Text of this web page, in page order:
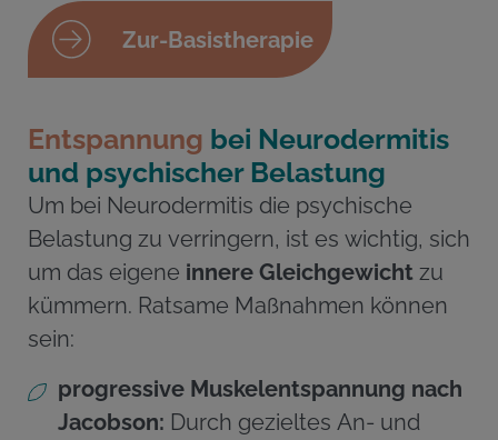
Zur-Basistherapie
Entspannung bei Neurodermitis
und psychischer Belastung
Um bei Neurodermitis die psychische
Belastung zu verringern, ist es wichtig, sich
um das eigene innere Gleichgewicht zu
kümmern. Ratsame Maßnahmen können
sein:
progressive Muskelentspannung nach
Jacobson: Durch gezieltes An- und